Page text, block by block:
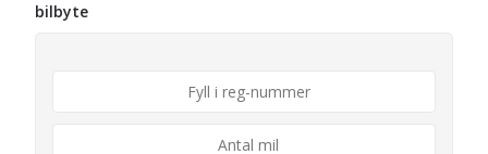
bilbyte